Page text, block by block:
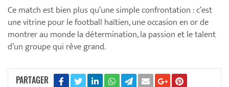
Ce match est bien plus qu’une simple confrontation : c’est
une vitrine pour le football haïtien, une occasion en or de
montrer au monde la détermination, la passion et le talent
d’un groupe qui rêve grand.
PARTAGER